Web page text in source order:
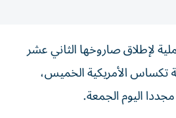
لإطلاق صاروخها الثاني عشر
الأمريكية ‌الخميس،
اليوم الجمعة.